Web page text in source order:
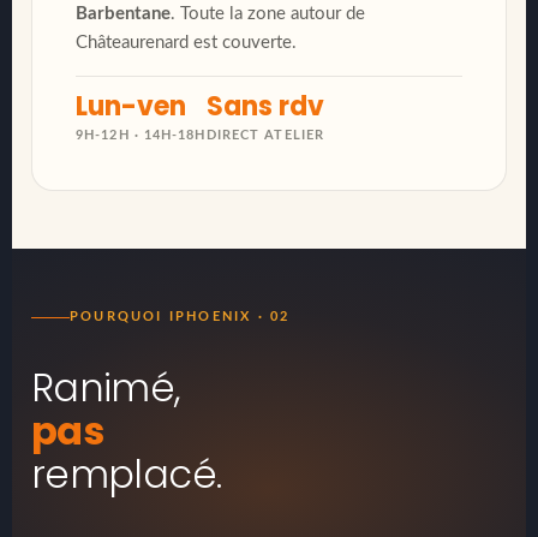
Barbentane. Toute la zone autour de
Châteaurenard est couverte.
Lun-ven
9H-12H · 14H-18H
Sans rdv
DIRECT ATELIER
POURQUOI IPHOENIX · 02
Ranimé,
pas
remplacé.